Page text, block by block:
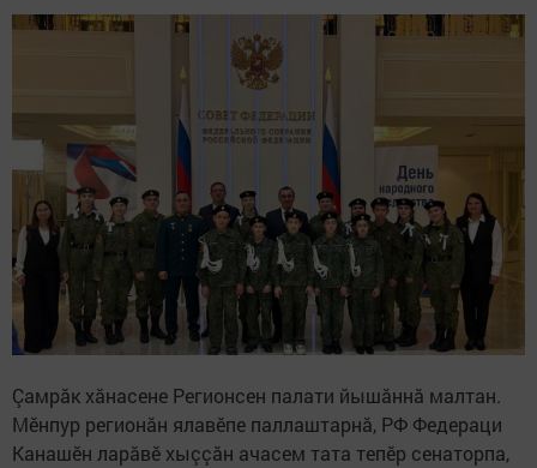
Çамрăк хăнасене Регионсен палати йышăннă малтан.
Мӗнпур регионăн ялавӗпе паллаштарнă, РФ Федераци
Канашӗн ларăвӗ хыççăн ачасем тата тепӗр сенаторпа,